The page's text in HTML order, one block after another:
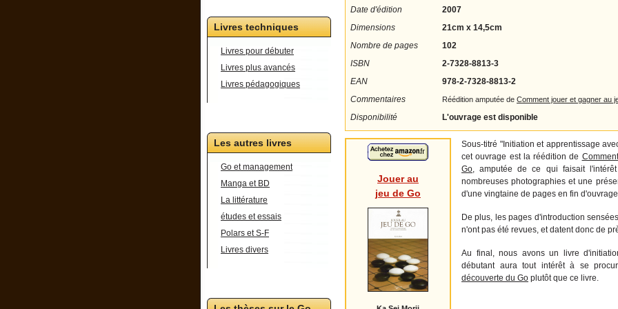
Livres techniques
Livres pour débuter
Livres plus avancés
Livres pédagogiques
Les autres livres
Go et management
Manga et BD
La littérature
études et essais
Polars et S-F
Livres divers
Date d'édition
2007
Dimensions
21cm x 14,5cm
Nombre de pages
102
ISBN
2-7328-8813-3
EAN
978-2-7328-8813-2
Commentaires
Réédition amputée de Comment jouer et gagner au
Disponibilité L'ouvrage est disponible
Jouer au
jeu de Go
Sous-titré "Initiation et apprentissage
cet ouvrage est la réédition de
Go, amputée de ce qui faisait
nombreuses photographies et une
d'une vingtaine de pages en fin
De plus, les pages d'introduction
n'ont pas été revues, et datent donc de
Au final, nous avons un livre
débutant aura tout intérêt à se
découverte du Go plutôt que ce livre.